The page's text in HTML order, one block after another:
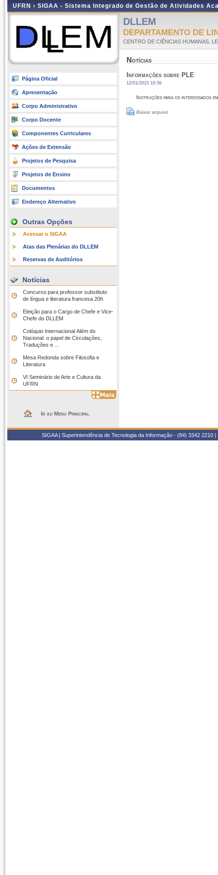
UFRN › SIGAA - Sistema Integrado de Gestão de Atividades
Página Oficial
Apresentação
Corpo Administrativo
Corpo Docente
Componentes Curriculares
Ações de Extensão
Projetos de Pesquisa
Projetos de Ensino
Documentos
Endereço Alternativo
Outras Opções
Acessar o SIGAA
Atas das Plenárias do DLLEM
Reservas de Auditórios
Notícias
Concurso para professor substituto
de língua e literatura francesa 20h
Eleição para o Cargo de Chefe e Vice-
Chefe do DLLEM
Colóquio Internacional Além do
Nacional: o papel de Circulações,
Traduções e ...
Mesa Redonda sobre Filosofia e
Literatura
VI Seminário de Arte e Cultura da
UFRN
Ir ao Menu Principal
DLLEM
DEPARTAMENTO DE
CENTRO DE CIÊNCIAS HUMANAS,
Notícias
Informações sobre PLE
12/01/2015 16:56
Instruções para os interessados
Baixar arquivo
SIGAA | Superintendência de Tecnologia da Informação - (84) 3342